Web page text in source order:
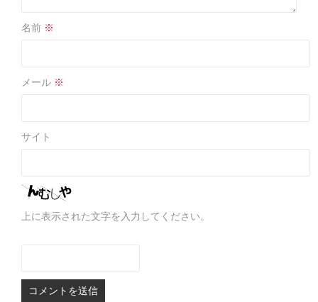
名前 ※
メール ※
サイト
上に表示された文字を入力してください。